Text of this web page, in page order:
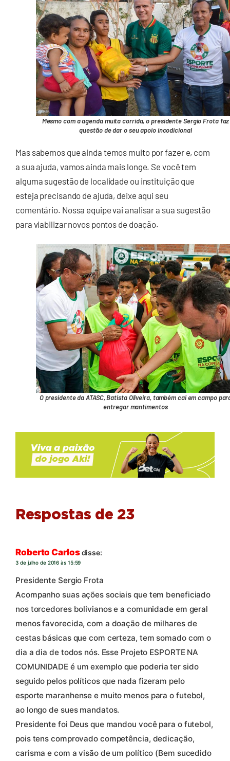
Mesmo com a agenda muita corrida, o presidente Sergio Frota faz
questão de dar o seu apoio incodicional
Mas sabemos que ainda temos muito por fazer e, com
a sua ajuda, vamos ainda mais longe. Se você tem
alguma sugestão de localidade ou instituição que
esteja precisando de ajuda, deixe aqui seu
comentário. Nossa equipe vai analisar a sua sugestão
para viabilizar novos pontos de doação.
O presidente da ATASC, Batista Oliveira, também cai em campo
entregar mantimentos
Respostas de 23
Roberto Carlosdisse:
3 de julho de 2016 às 15:59
Presidente Sergio Frota
Acompanho suas ações sociais que tem beneficiado
nos torcedores bolivianos e a comunidade em geral
menos favorecida, com a doação de milhares de
cestas básicas que com certeza, tem somado com o
dia a dia de todos nós. Esse Projeto ESPORTE NA
COMUNIDADE é um exemplo que poderia ter sido
seguido pelos políticos que nada fizeram pelo
esporte maranhense e muito menos para o futebol,
ao longo de sues mandatos.
Presidente foi Deus que mandou você para o futebol,
pois tens comprovado competência, dedicação,
carisma e com a visão de um político (Bem sucedido